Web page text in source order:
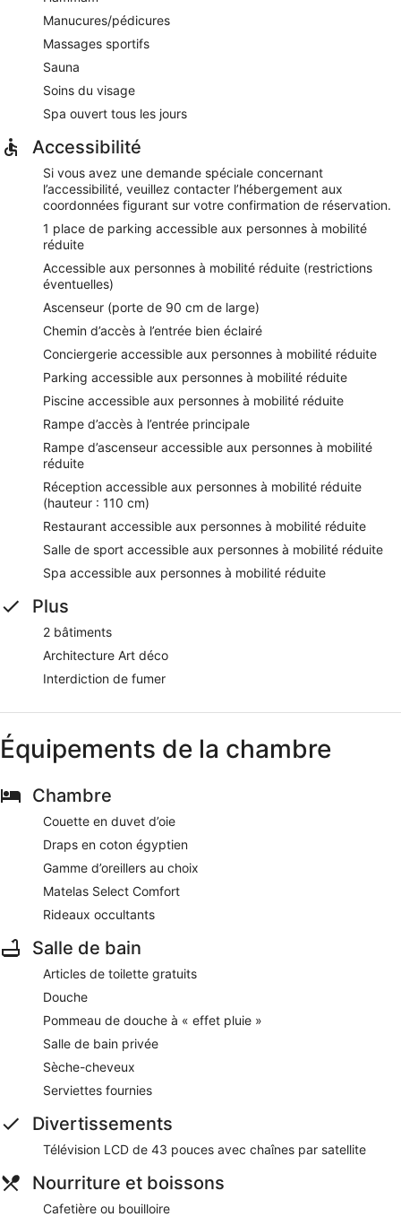
Manucures/pédicures
Massages sportifs
Sauna
Soins du visage
Spa ouvert tous les jours
Accessibilité
Si vous avez une demande spéciale concernant
l’accessibilité, veuillez contacter l’hébergement aux
coordonnées figurant sur votre confirmation de réservation.
1 place de parking accessible aux personnes à mobilité
réduite
Accessible aux personnes à mobilité réduite (restrictions
éventuelles)
Ascenseur (porte de 90 cm de large)
Chemin d’accès à l’entrée bien éclairé
Conciergerie accessible aux personnes à mobilité réduite
Parking accessible aux personnes à mobilité réduite
Piscine accessible aux personnes à mobilité réduite
Rampe d’accès à l’entrée principale
Rampe d’ascenseur accessible aux personnes à mobilité
réduite
Réception accessible aux personnes à mobilité réduite
(hauteur : 110 cm)
Restaurant accessible aux personnes à mobilité réduite
Salle de sport accessible aux personnes à mobilité réduite
Spa accessible aux personnes à mobilité réduite
Plus
2 bâtiments
Architecture Art déco
Interdiction de fumer
Équipements de la chambre
Chambre
Couette en duvet d’oie
Draps en coton égyptien
Gamme d’oreillers au choix
Matelas Select Comfort
Rideaux occultants
Salle de bain
Articles de toilette gratuits
Douche
Pommeau de douche à « effet pluie »
Salle de bain privée
Sèche-cheveux
Serviettes fournies
Divertissements
Télévision LCD de 43 pouces avec chaînes par satellite
Nourriture et boissons
Cafetière ou bouilloire